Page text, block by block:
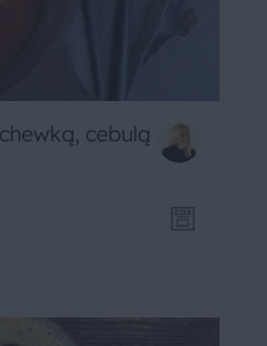
cebulą